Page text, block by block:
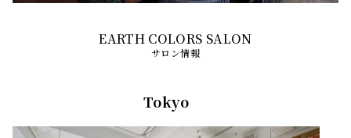
サロン情報
Tokyo